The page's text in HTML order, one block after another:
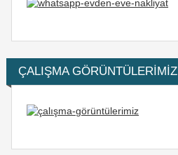
ÇALIŞMA GÖRÜNTÜLERİMİZ